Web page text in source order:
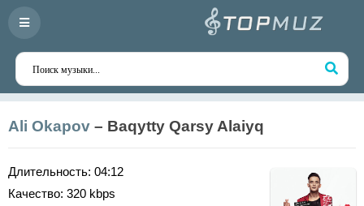
Ali Okapov – Baqytty Qarsy Alaiyq
Длительность: 04:12
Качество: 320 kbps